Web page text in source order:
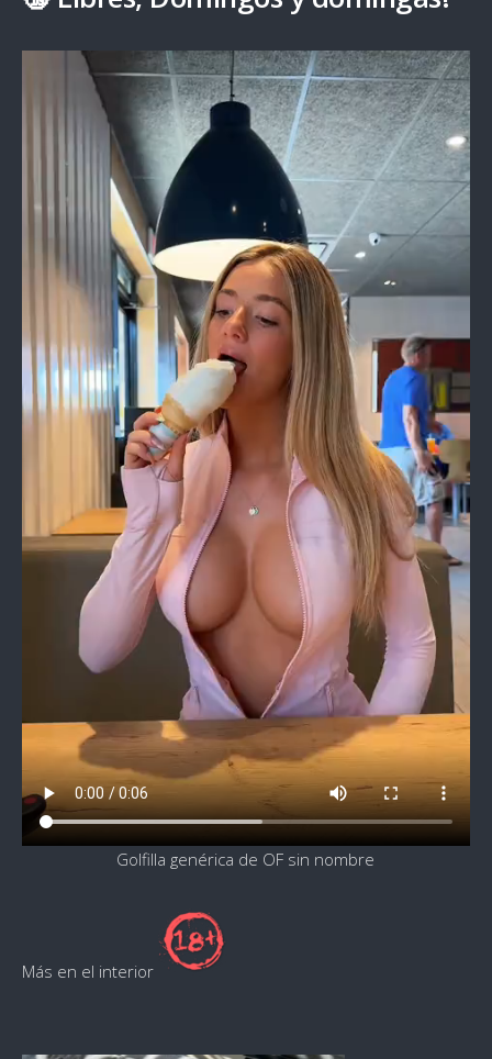
Golfilla genérica de OF sin nombre
Más en el interior